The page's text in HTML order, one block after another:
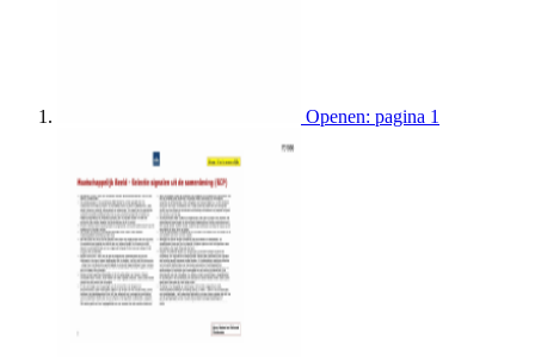
Openen: pagina 1